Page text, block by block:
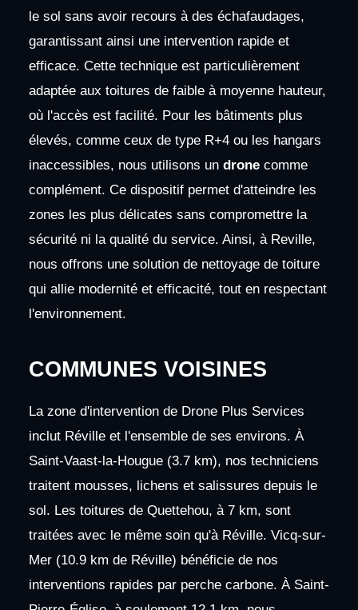
le sol sans avoir recours à des échafaudages,
garantissant ainsi une intervention rapide et
efficace. Cette technique est particulièrement
adaptée aux toitures de faible à moyenne hauteur,
où l'accès est facilité. Pour les bâtiments plus
élevés, comme ceux de type R+4 ou les hangars
inaccessibles, nous utilisons un dronecomme
complément. Ce dispositif permet d'atteindre les
zones les plus délicates sans compromettre la
sécurité ni la qualité du service. Ainsi, à Reville,
nous offrons une solution de nettoyage de toiture
qui allie modernité et efficacité, tout en respectant
l'environnement.
COMMUNES VOISINES
La zone d'intervention de Drone Plus Services
inclut Réville et l'ensemble de ses environs. À
Saint-Vaast-la-Hougue (3.7 km), nos techniciens
traitent mousses, lichens et salissures depuis le
sol. Les toitures de Quettehou, à 7 km, sont
traitées avec le même soin qu'à Réville. Vicq-sur-
Mer (10.9 km de Réville) bénéficie de nos
interventions rapides par perche carbone. À Saint-